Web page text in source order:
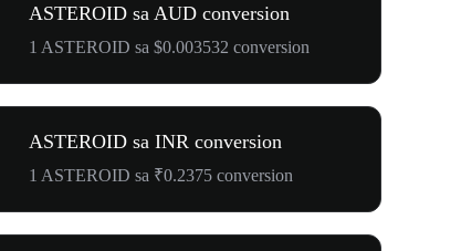
ASTEROID sa AUD conversion
1 ASTEROID sa $0.003532 conversion
ASTEROID sa INR conversion
1 ASTEROID sa ₹0.2375 conversion